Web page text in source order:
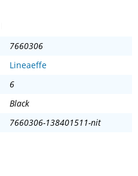
7660306
Lineaeffe
6
Black
7660306-138401511-nit